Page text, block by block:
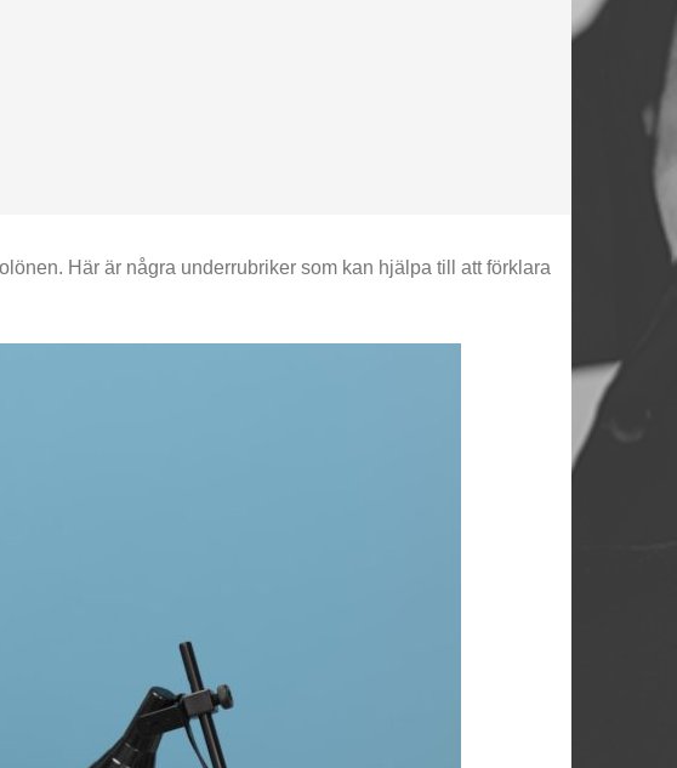
Här är några underrubriker som kan hjälpa till att förklara